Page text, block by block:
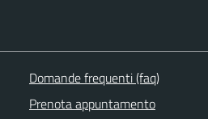
Domande frequenti (faq)
Prenota appuntamento